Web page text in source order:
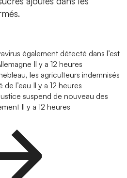
également détecté dans l’est
Il y a 12 heures
les agriculteurs indemnisés
de l’eau Il y a 12 heures
suspend de nouveau des
Il y a 12 heures